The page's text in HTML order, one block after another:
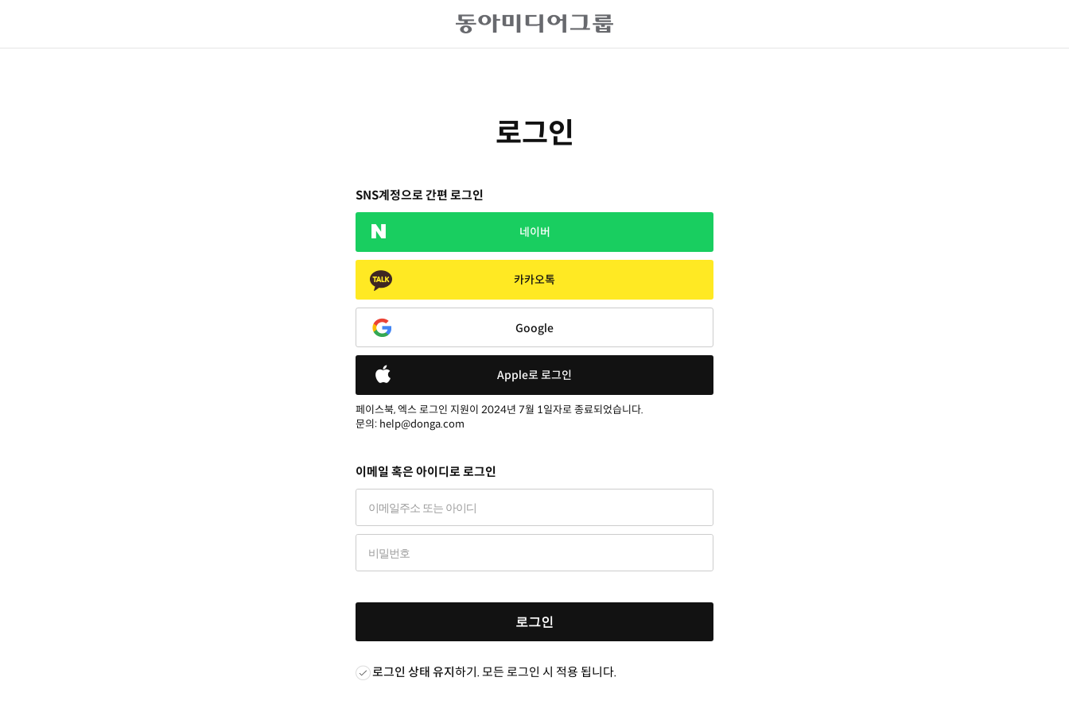
로그인
SNS계정으로 간편 로그인
네이버
카카오톡
Google
Apple로 로그인
페이스북, 엑스 로그인 지원이 2024년 7월 1일자로 종료되었습니다.
문의: help@donga.com
이메일 혹은 아이디로 로그인
로그인
로그인 상태 유지하기. 모든 로그인 시 적용 됩니다.